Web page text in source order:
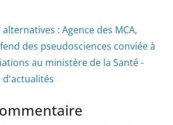
: Agence des MCA,
des pseudosciences conviée à
au ministère de la Santé -
d'actualités